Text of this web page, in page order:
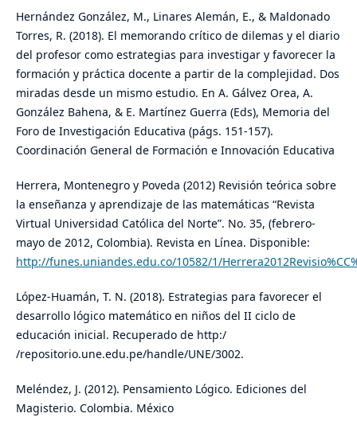
Hernández González, M., Linares Alemán, E., & Maldonado
Torres, R. (2018). El memorando crítico de dilemas y el diario
del profesor como estrategias para investigar y favorecer la
formación y práctica docente a partir de la complejidad. Dos
miradas desde un mismo estudio. En A. Gálvez Orea, A.
González Bahena, & E. Martínez Guerra (Eds), Memoria del
Foro de Investigación Educativa (págs. 151-157).
Coordinación General de Formación e Innovación Educativa
Herrera, Montenegro y Poveda (2012) Revisión teórica sobre
la enseñanza y aprendizaje de las matemáticas “Revista
Virtual Universidad Católica del Norte”. No. 35, (febrero-
mayo de 2012, Colombia). Revista en Línea. Disponible:
http://funes.uniandes.edu.co/10582/1/
López-Huamán, T. N. (2018). Estrategias para favorecer el
desarrollo lógico matemático en niños del II ciclo de
educación inicial. Recuperado de http:/
/repositorio.une.edu.pe/handle/UNE/3002.
Meléndez, J. (2012). Pensamiento Lógico. Ediciones del
Magisterio. Colombia. México